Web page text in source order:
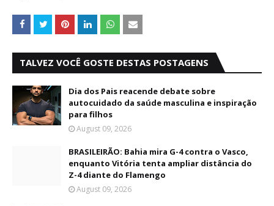
TALVEZ VOCÊ GOSTE DESTAS POSTAGENS
Dia dos Pais reacende debate sobre
autocuidado da saúde masculina e inspiração
para filhos
August 09, 2026
BRASILEIRÃO: Bahia mira G-4 contra o Vasco,
enquanto Vitória tenta ampliar distância do
Z-4 diante do Flamengo
August 09, 2026